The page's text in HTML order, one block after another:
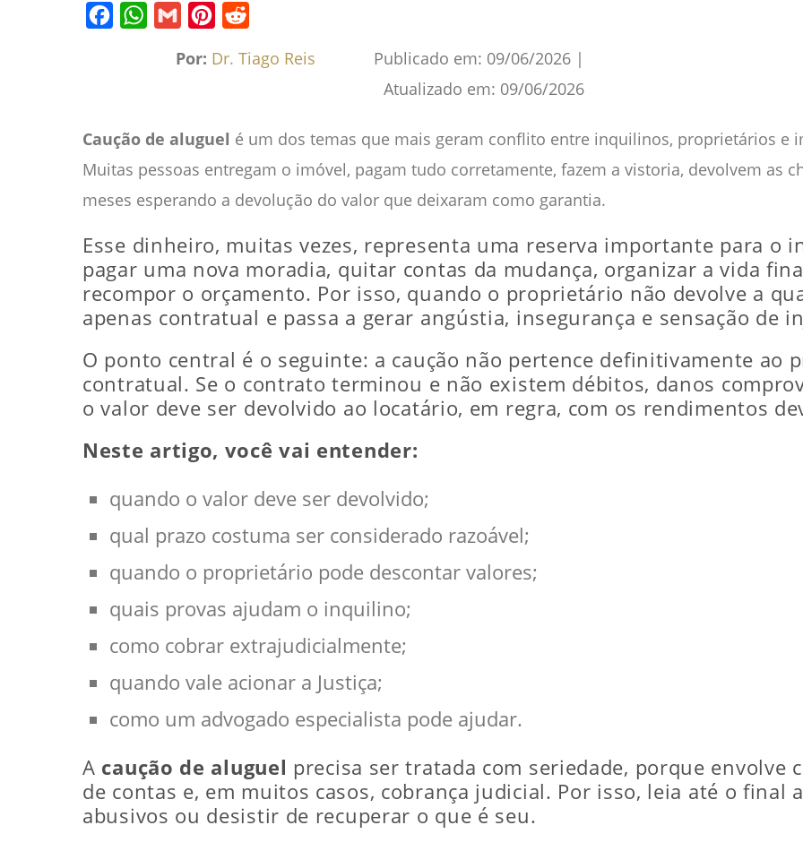
Por: Dr. Tiago Reis Publicado em: 09/06/2026 |
Atualizado em: 09/06/2026
Caução de aluguel é um dos temas que mais geram conflito entre inquilinos, proprietários e
Muitas pessoas entregam o imóvel, pagam tudo corretamente, fazem a vistoria, devolvem as
meses esperando a devolução do valor que deixaram como garantia.
Esse dinheiro, muitas vezes, representa uma reserva importante para o
pagar uma nova moradia, quitar contas da mudança, organizar a vida
recompor o orçamento. Por isso, quando o proprietário não devolve a
apenas contratual e passa a gerar angústia, insegurança e sensação de
O ponto central é o seguinte: a caução não pertence definitivamente ao
contratual. Se o contrato terminou e não existem débitos, danos
o valor deve ser devolvido ao locatário, em regra, com os rendimentos
Neste artigo, você vai entender:
quando o valor deve ser devolvido;
qual prazo costuma ser considerado razoável;
quando o proprietário pode descontar valores;
quais provas ajudam o inquilino;
como cobrar extrajudicialmente;
quando vale acionar a Justiça;
como um advogado especialista pode ajudar.
A caução de aluguel precisa ser tratada com seriedade, porque envolve
de contas e, em muitos casos, cobrança judicial. Por isso, leia até o final
abusivos ou desistir de recuperar o que é seu.